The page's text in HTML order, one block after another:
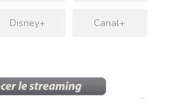
Disney+ Canal+